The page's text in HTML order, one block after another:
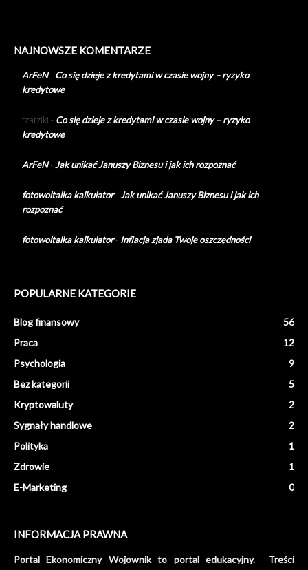
NAJNOWSZE KOMENTARZE
ArFeN- Co się dzieje z kredytami w czasie wojny – ryzyko
kredytowe
tzatziki - Co się dzieje z kredytami w czasie wojny – ryzyko
kredytowe
ArFeN- Jak unikać Januszy Biznesu i jak ich rozpoznać
fotowoltaika kalkulator- Jak unikać Januszy Biznesu i jak ich
rozpoznać
fotowoltaika kalkulator- Inflacja zjada Twoje oszczędności
POPULARNE KATEGORIE
Blog finansowy
56
Praca
12
Psychologia
9
Bez kategorii
5
Kryptowaluty
2
Sygnały handlowe
2
Polityka
1
Zdrowie
1
E-Marketing
0
INFORMACJA PRAWNA
Portal Ekonomiczny Wojownik to portal edukacyjny. Treści